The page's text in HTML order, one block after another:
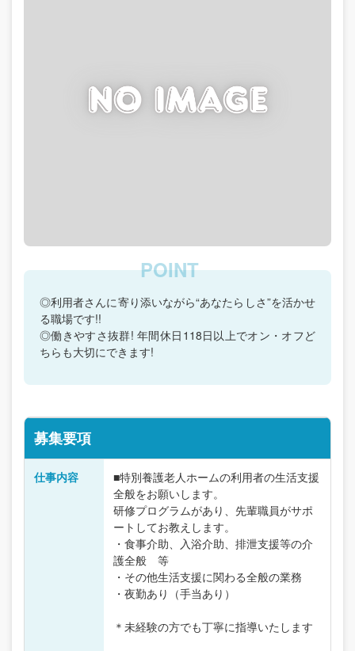
◎利用者さんに寄り添いながら“あなたらしさ”を活かせ
る職場です!!
◎働きやすさ抜群! 年間休日118日以上でオン・オフど
ちらも大切にできます!
募集要項
仕事内容
■特別養護老人ホームの利用者の生活支援
全般をお願いします。
研修プログラムがあり、先輩職員がサポ
ートしてお教えします。
・食事介助、入浴介助、排泄支援等の介
護全般 等
・その他生活支援に関わる全般の業務
・夜勤あり（手当あり）
＊未経験の方でも丁寧に指導いたします